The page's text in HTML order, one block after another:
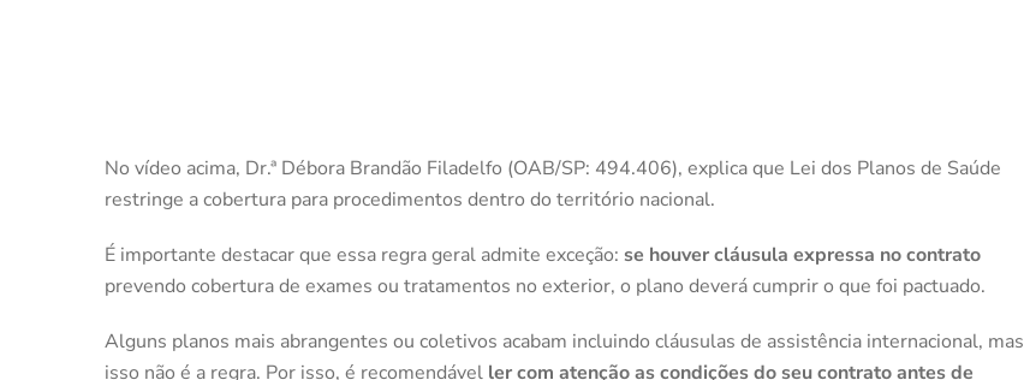
No vídeo acima, Dr.ª Débora Brandão Filadelfo (OAB/SP: 494.406), explica que Lei dos Planos de Saúde
restringe a cobertura para procedimentos dentro do território nacional.
É importante destacar que essa regra geral admite exceção: se houver cláusula expressa no contrato
prevendo cobertura de exames ou tratamentos no exterior, o plano deverá cumprir o que foi pactuado.
Alguns planos mais abrangentes ou coletivos acabam incluindo cláusulas de assistência internacional, mas
isso não é a regra. Por isso, é recomendável ler com atenção as condições do seu contrato antes de